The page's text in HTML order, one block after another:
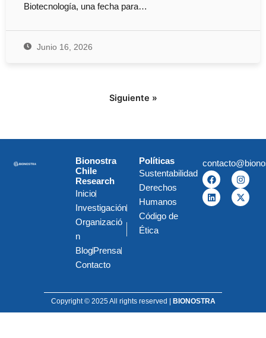
Biotecnología, una fecha para…
Junio 16, 2026
Siguiente »
Bionostra
Chile
Research
Inicio
Investigación
Organizació
n
BlogPrensa
Contacto
Políticas
Sustentabilidad
Derechos
Humanos
Código de
Ética
F
a
c
e
I
n
s
t
L
i
n
k
X
-
t
w
Copyright © 2025 All rights reserved | BIONOSTRA